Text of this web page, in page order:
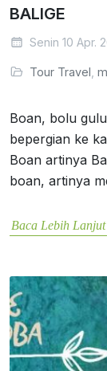
BALIGE
Senin 10 Apr.
Tour Travel
Boan, bolu
bepergian ke
Boan artinya
boan, artinya
Baca Lebih Lanjut